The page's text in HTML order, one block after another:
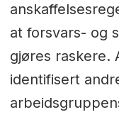
at forsvars- og
gjøres raskere.
identifisert